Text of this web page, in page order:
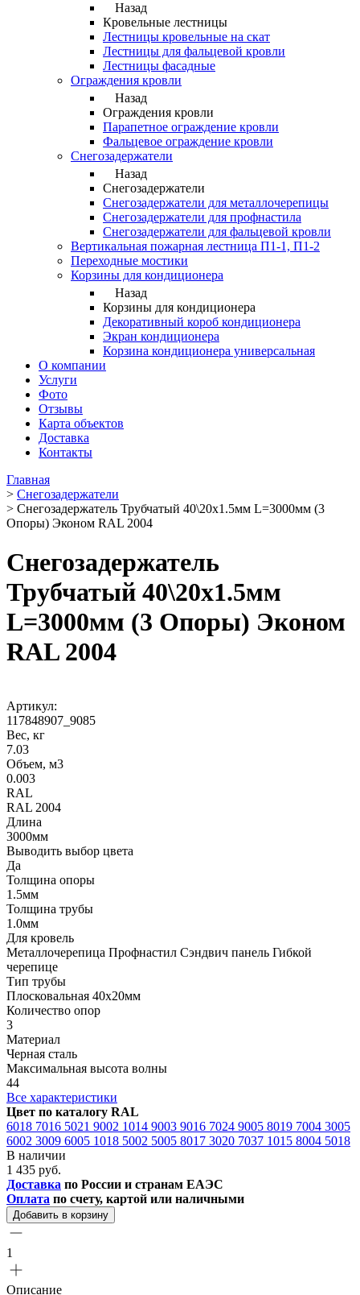
Назад
Кровельные лестницы
Лестницы кровельные на скат
Лестницы для фальцевой кровли
Лестницы фасадные
Ограждения кровли
Назад
Ограждения кровли
Парапетное ограждение кровли
Фальцевое ограждение кровли
Снегозадержатели
Назад
Снегозадержатели
Снегозадержатели для металлочерепицы
Снегозадержатели для профнастила
Снегозадержатели для фальцевой кровли
Вертикальная пожарная лестница П1-1, П1-2
Переходные мостики
Корзины для кондиционера
Назад
Корзины для кондиционера
Декоративный короб кондиционера
Экран кондиционера
Корзина кондиционера универсальная
О компании
Услуги
Фото
Отзывы
Карта объектов
Доставка
Контакты
Главная
> Снегозадержатели
> Снегозадержатель Трубчатый 40\20х1.5мм L=3000мм (3
Опоры) Эконом RAL 2004
Снегозадержатель
Трубчатый 40\20х1.5мм
L=3000мм (3 Опоры) Эконом
RAL 2004
Артикул:
117848907_9085
Вес, кг
7.03
Объем, м3
0.003
RAL
RAL 2004
Длина
3000мм
Выводить выбор цвета
Да
Толщина опоры
1.5мм
Толщина трубы
1.0мм
Для кровель
Металлочерепица Профнастил Сэндвич панель Гибкой
черепице
Тип трубы
Плосковальная 40х20мм
Количество опор
3
Материал
Черная сталь
Максимальная высота волны
44
Все характеристики
Цвет по каталогу RAL
6018 7016 5021 9002 1014 9003 9016 7024 9005 8019 7004 3005
6002 3009 6005 1018 5002 5005 8017 3020 7037 1015 8004 5018
В наличии
1 435 руб.
Доставка по России и странам ЕАЭС
Оплата по счету, картой или наличными
Добавить в корзину
1
Описание